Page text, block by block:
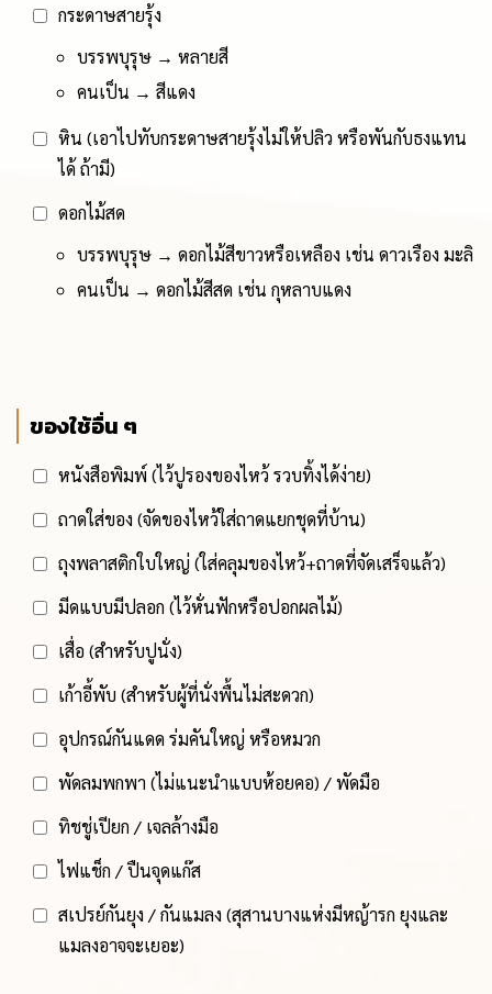
กระดาษสายรุ้ง
บรรพบุรุษ → หลายสี
คนเป็น → สีแดง
หิน (เอาไปทับกระดาษสายรุ้งไม่ให้ปลิว หรือพันกับธงแทน
ได้ ถ้ามี)
ดอกไม้สด
บรรพบุรุษ → ดอกไม้สีขาวหรือเหลือง เช่น ดาวเรือง มะลิ
คนเป็น → ดอกไม้สีสด เช่น กุหลาบแดง
ของใช้อื่น ๆ
หนังสือพิมพ์ (ไว้ปูรองของไหว้ รวบทิ้งได้ง่าย)
ถาดใส่ของ (จัดของไหว้ใส่ถาดแยกชุดที่บ้าน)
ถุงพลาสติกใบใหญ่ (ใส่คลุมของไหว้+ถาดที่จัดเสร็จแล้ว)
มีดแบบมีปลอก (ไว้หั่นฟักหรือปอกผลไม้)
เสื่อ (สำหรับปูนั่ง)
เก้าอี้พับ (สำหรับผู้ที่นั่งพื้นไม่สะดวก)
อุปกรณ์กันแดด ร่มคันใหญ่ หรือหมวก
พัดลมพกพา (ไม่แนะนำแบบห้อยคอ) / พัดมือ
ทิชชู่เปียก / เจลล้างมือ
ไฟแช็ก / ปืนจุดแก๊ส
สเปรย์กันยุง / กันแมลง (สุสานบางแห่งมีหญ้ารก ยุงและ
แมลงอาจจะเยอะ)